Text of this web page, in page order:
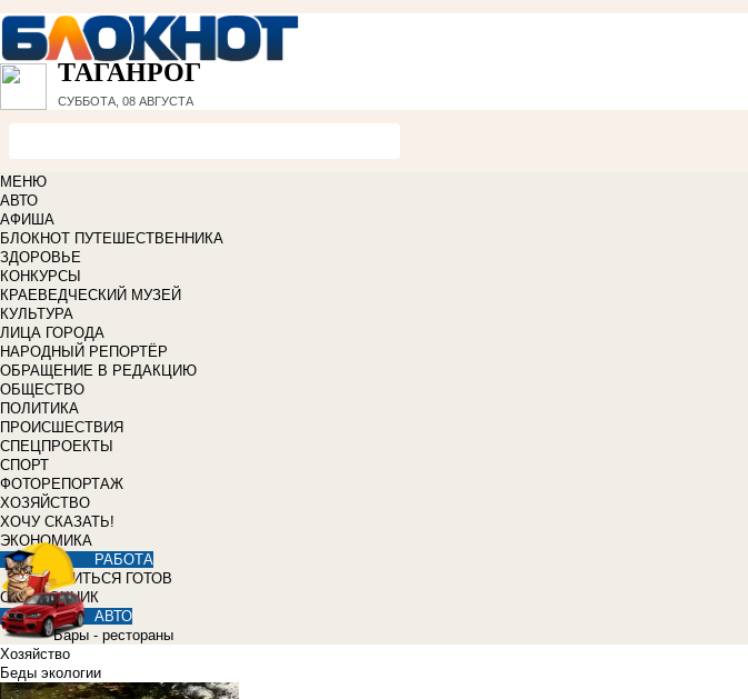
ТАГАНРОГ
СУББОТА, 08 АВГУСТА
МЕНЮ
АВТО
АФИША
БЛОКНОТ ПУТЕШЕСТВЕННИКА
ЗДОРОВЬЕ
КОНКУРСЫ
КРАЕВЕДЧЕСКИЙ МУЗЕЙ
КУЛЬТУРА
ЛИЦА ГОРОДА
НАРОДНЫЙ РЕПОРТЁР
ОБРАЩЕНИЕ В РЕДАКЦИЮ
ОБЩЕСТВО
ПОЛИТИКА
ПРОИСШЕСТВИЯ
СПЕЦПРОЕКТЫ
СПОРТ
ФОТОРЕПОРТАЖ
ХОЗЯЙСТВО
ХОЧУ СКАЗАТЬ!
ЭКОНОМИКА
РАБОТА
УЧИТЬСЯ ГОТОВ
СПРАВОЧНИК
АВТО
Бары - рестораны
Хозяйство
Беды экологии